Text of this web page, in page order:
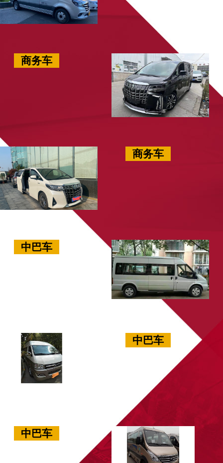
商务车
商务车
中巴车
中巴车
中巴车